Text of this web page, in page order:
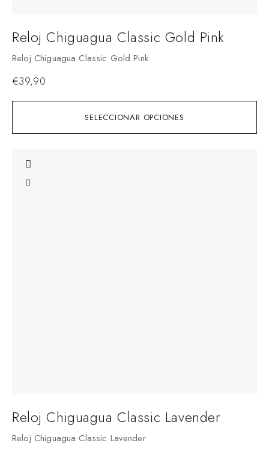
SELECCIONAR OPCIONES
Reloj Chiguagua Classic Gold Pink
Reloj Chiguagua Classic Gold Pink
€39,90
Reloj Chiguagua Classic Lavender
Reloj Chiguagua Classic Lavender